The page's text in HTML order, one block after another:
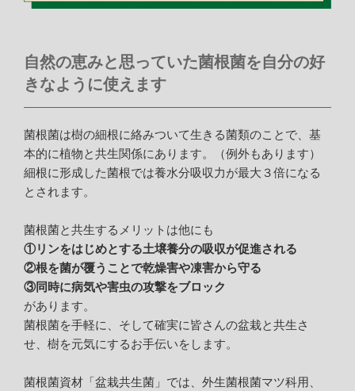
自然の恵みと思っていた菌根菌を自分の好
きなように使えます
菌根菌は樹の細根に絡みついて生きる菌類のことで、基
本的に植物と共生関係にあります。（例外もあります）
細根に形成した菌根では養水分吸収力が最大３倍になる
とされます。
菌根菌と共生するメリットは他にも
①リンをはじめとする土壌養分の吸収が促進される
②根を菌が覆うことで乾燥害や凍害から守る
③同時に病気や害虫の攻撃をブロック
があります。
菌根菌を手軽に、そして確実に皆さんの盆栽と共生さ
せ、樹を元気にするお手伝いをします。
菌根菌資材「盆栽共生菌」では、外生菌根菌マツ科用、